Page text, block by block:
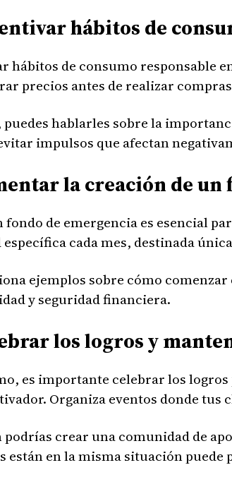
hábitos de
hábitos de consumo responsable
precios antes de realizar
puedes hablarles sobre la
impulsos que afectan
la creación de
fondo de emergencia es esencial
cada mes, destinada
ejemplos sobre cómo
y seguridad financiera.
los logros y
es importante celebrar los logros
Organiza eventos donde
podrías crear una comunidad de
están en la misma situación